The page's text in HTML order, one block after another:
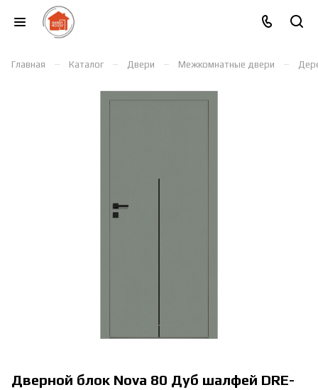
Главная – Каталог – Двери – Межкомнатные двери –
Дверной блок Nova 80 Дуб шалфей DRE-